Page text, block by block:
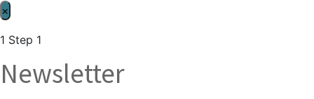
×
1 Step 1
Newsletter